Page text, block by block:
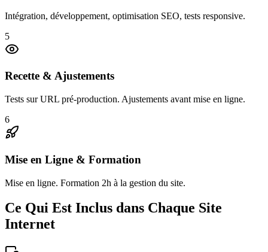
Intégration, développement, optimisation SEO, tests responsive.
5
Recette & Ajustements
Tests sur URL pré-production. Ajustements avant mise en ligne.
6
Mise en Ligne & Formation
Mise en ligne. Formation 2h à la gestion du site.
Ce Qui Est Inclus dans Chaque Site
Internet